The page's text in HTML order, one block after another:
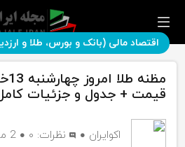
اقتصاد مالی (بانک و بورس، طلا و
قیمت + جدول و جزئیات
اکوایران نظرات: ۰ 2 ماه پیش